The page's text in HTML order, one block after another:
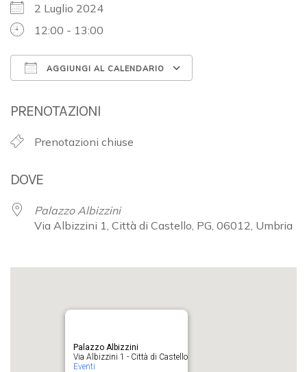
2 Luglio 2024
12:00 - 13:00
AGGIUNGI AL CALENDARIO
PRENOTAZIONI
Prenotazioni chiuse
DOVE
Palazzo Albizzini
Via Albizzini 1, Città di Castello, PG, 06012, Umbria
Palazzo Albizzini
Via Albizzini 1 - Città di Castello
Eventi